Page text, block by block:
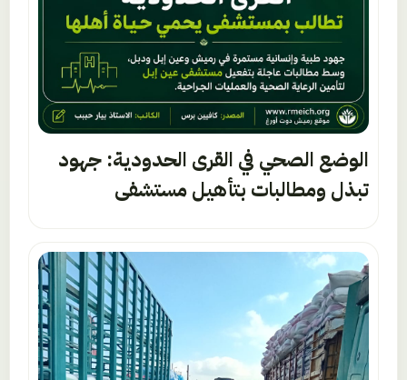
الوضع الصحي في القرى الحدودية: جهود
تبذل ومطالبات بتأهيل مستشفى